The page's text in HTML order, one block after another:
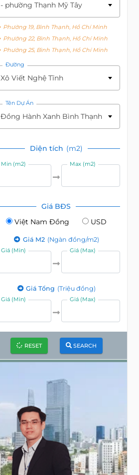
- phường Thạnh Mỹ Tây
Phường 19, Bình Thạnh, Hồ Chí Minh
Phường 22, Bình Thạnh, Hồ Chí Minh
Phường 25, Bình Thạnh, Hồ Chí Minh
Đường
Xô Viết Nghệ Tĩnh
Tên Dự Án
Đồng Hành Xanh Bình Thạnh
Diện tích (m2)
Min (m2) Max (m2)
Giá BĐS
Việt Nam Đồng
USD
Giá M2 (Ngàn đồng/m2)
Giá (Min) Giá (Max)
Giá Tổng (Triệu đồng)
Giá (Min) Giá (Max)
RESET SEARCH